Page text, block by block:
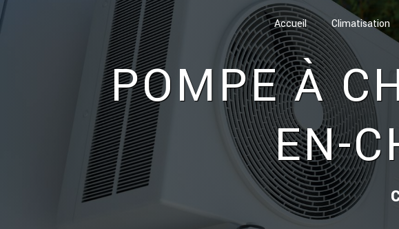
Accueil Climatisation
POMPE À CHALEUR CHÂLONS-
EN-
Panneau de gestion des cookies